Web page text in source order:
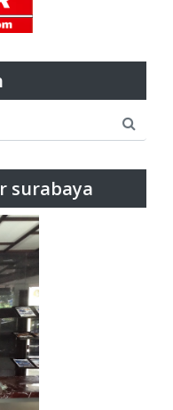
surabaya